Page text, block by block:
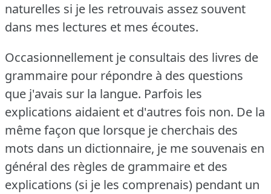
naturelles si je les retrouvais assez souvent
dans mes lectures et mes écoutes.
Occasionnellement je consultais des livres de
grammaire pour répondre à des questions
que j'avais sur la langue. Parfois les
explications aidaient et d'autres fois non. De la
même façon que lorsque je cherchais des
mots dans un dictionnaire, je me souvenais en
général des règles de grammaire et des
explications (si je les comprenais) pendant un